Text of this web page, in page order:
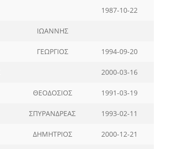
1987-10-22
ΙΩΑΝΝΗΣ
ΓΕΩΡΓΙΟΣ 1994-09-20
2000-03-16
ΘΕΟΔΟΣΙΟΣ 1991-03-19
ΣΠΥΡΑΝΔΡΕΑΣ 1993-02-11
ΔΗΜΗΤΡΙΟΣ 2000-12-21